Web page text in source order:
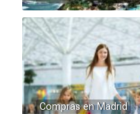
Compras en Madrid